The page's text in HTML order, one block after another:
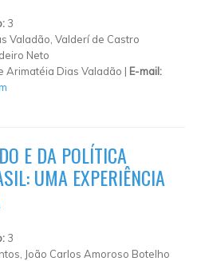
3
Valadão, Valderí de Castro
Neto
Arimatéia Dias Valadão | E-mail:
E DA POLÍTICA
UMA EXPERIÊNCIA
3
João Carlos Amoroso Botelho